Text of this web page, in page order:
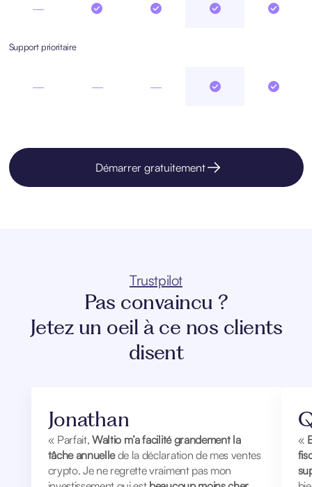
—
Support prioritaire
— — —
Démarrer gratuitement
Pas convaincu ?
Jetez un oeil à ce nos clients
disent
Trustpilot
Jonathan
« Parfait, Waltio m’a facilité grandement la
tâche annuellede la déclaration de mes ventes
crypto. Je ne regrette vraiment pas mon
«